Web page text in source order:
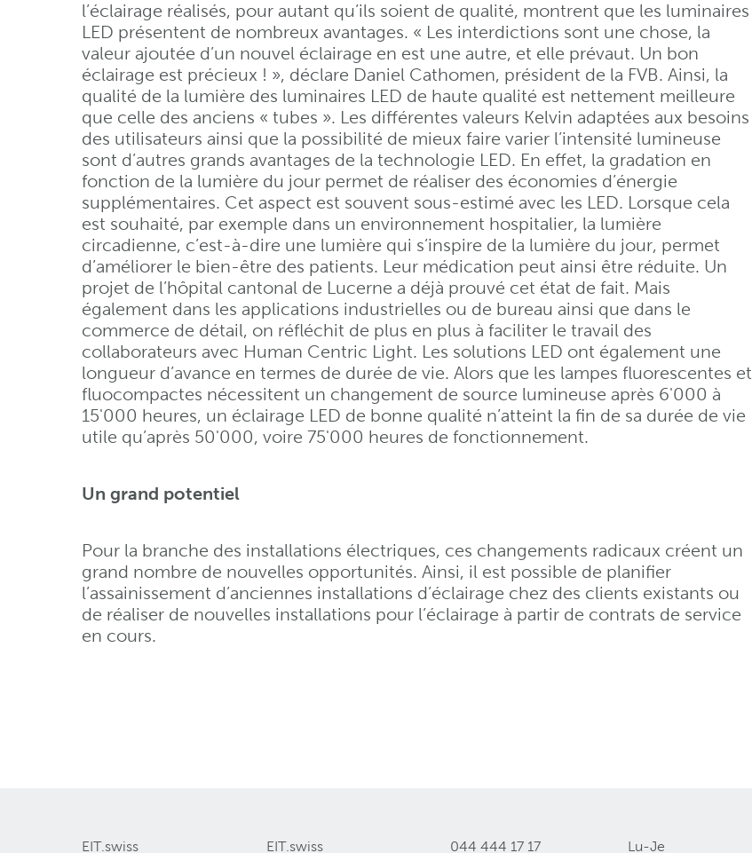
l’éclairage réalisés, pour autant qu’ils soient de qualité, montrent que les luminaires
LED présentent de nombreux avantages. « Les interdictions sont une chose, la
valeur ajoutée d’un nouvel éclairage en est une autre, et elle prévaut. Un bon
éclairage est précieux ! », déclare Daniel Cathomen, président de la FVB. Ainsi, la
qualité de la lumière des luminaires LED de haute qualité est nettement meilleure
que celle des anciens « tubes ». Les différentes valeurs Kelvin adaptées aux besoins
des utilisateurs ainsi que la possibilité de mieux faire varier l’intensité lumineuse
sont d’autres grands avantages de la technologie LED. En effet, la gradation en
fonction de la lumière du jour permet de réaliser des économies d’énergie
supplémentaires. Cet aspect est souvent sous-estimé avec les LED. Lorsque cela
est souhaité, par exemple dans un environnement hospitalier, la lumière
circadienne, c’est-à-dire une lumière qui s’inspire de la lumière du jour, permet
d’améliorer le bien-être des patients. Leur médication peut ainsi être réduite. Un
projet de l’hôpital cantonal de Lucerne a déjà prouvé cet état de fait. Mais
également dans les applications industrielles ou de bureau ainsi que dans le
commerce de détail, on réfléchit de plus en plus à faciliter le travail des
collaborateurs avec Human Centric Light. Les solutions LED ont également une
longueur d’avance en termes de durée de vie. Alors que les lampes fluorescentes et
fluocompactes nécessitent un changement de source lumineuse après 6'000 à
15'000 heures, un éclairage LED de bonne qualité n’atteint la fin de sa durée de vie
utile qu’après 50'000, voire 75'000 heures de fonctionnement.
Un grand potentiel
Pour la branche des installations électriques, ces changements radicaux créent un
grand nombre de nouvelles opportunités. Ainsi, il est possible de planifier
l’assainissement d’anciennes installations d’éclairage chez des clients existants ou
de réaliser de nouvelles installations pour l’éclairage à partir de contrats de service
en cours.
EIT.swiss EIT.swiss 044 444 17 17 Lu-Je